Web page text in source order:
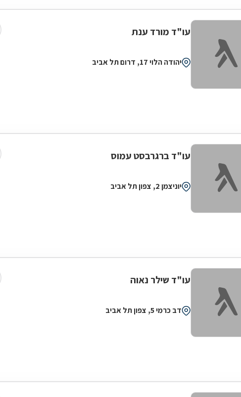
עו"ד מורד ענת
יהודה הלוי 17, דרום תל אביב
עו"ד ברגרבסט עמוס
יוניצמן 2, צפון תל אביב
עו"ד שילר נאוה
דב כרמי 5, צפון תל אביב